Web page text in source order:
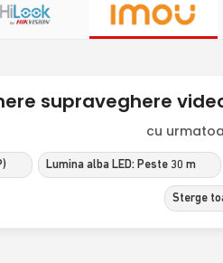
supraveghere
cu
Lumina alba LED: Peste 30 m
Sterge